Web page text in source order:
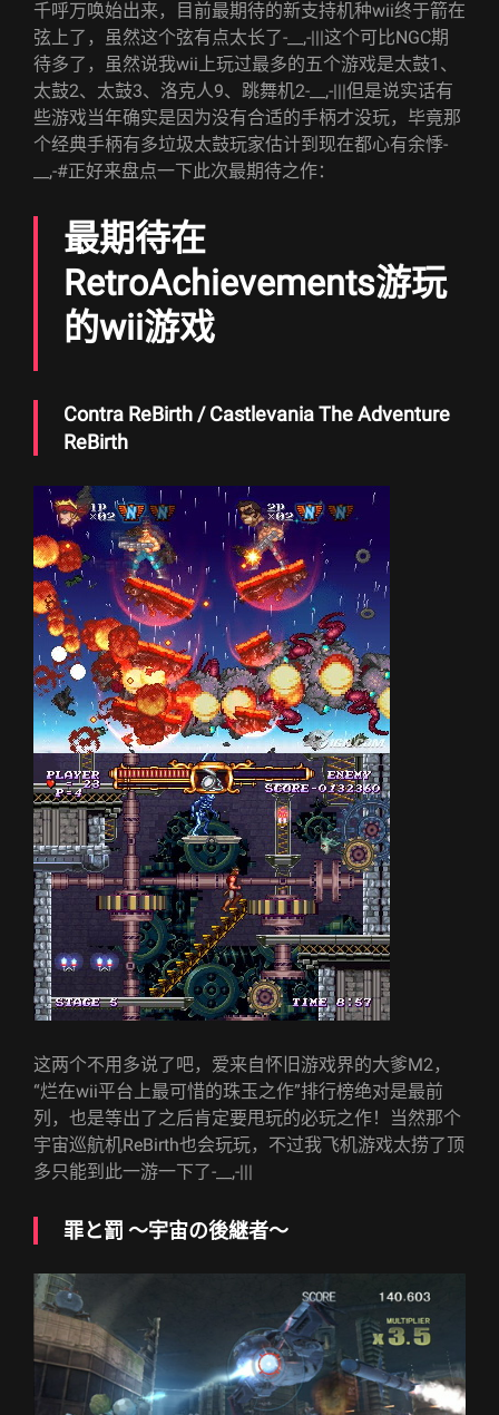
千呼万唤始出来，目前最期待的新支持机种wii终于箭在
弦上了，虽然这个弦有点太长了-__,-|||这个可比NGC期
待多了，虽然说我wii上玩过最多的五个游戏是太鼓1、
太鼓2、太鼓3、洛克人9、跳舞机2-__,-|||但是说实话有
些游戏当年确实是因为没有合适的手柄才没玩，毕竟那
个经典手柄有多垃圾太鼓玩家估计到现在都心有余悸-
__,-#正好来盘点一下此次最期待之作：
最期待在
RetroAchievements游玩
的wii游戏
Contra ReBirth / Castlevania The Adventure
ReBirth
这两个不用多说了吧，爱来自怀旧游戏界的大爹M2，
“烂在wii平台上最可惜的珠玉之作”排行榜绝对是最前
列，也是等出了之后肯定要甩玩的必玩之作！当然那个
宇宙巡航机ReBirth也会玩玩，不过我飞机游戏太捞了顶
多只能到此一游一下了-__,-|||
罪と罰 〜宇宙の後継者〜